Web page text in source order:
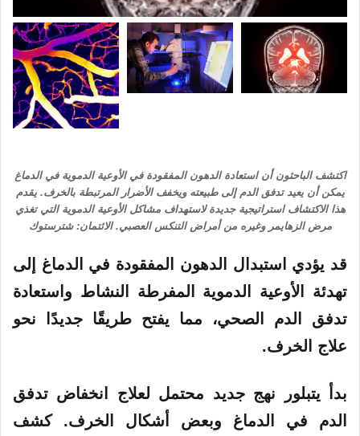
اكتشف الباحثون أن استعادة الدهون المفقودة في الأوعية الدموية في الدماغ
يمكن أن يعيد تدفق الدم إلى طبيعته ويخفف الأضرار المرتبطة بالخرف. يقدم
هذا الاكتشاف استراتيجية جديدة لاستهداف مشاكل الأوعية الدموية التي تغذي
مرض الزهايمر وغيره من أمراض التنكس العصبي. الائتمان: شترستوك
قد يؤدي استبدال الدهون المفقودة في الدماغ إلى
تهدئة الأوعية الدموية المفرطة النشاط واستعادة
تدفق الدم الصحي، مما يفتح طريقًا جديدًا نحو
علاج الخرف.
بدأ يتبلور نهج جديد محتمل لعلاج انخفاض تدفق
الدم في الدماغ وبعض أشكال الخرف. كشف